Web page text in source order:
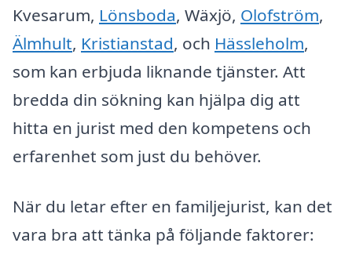
Kvesarum, Lönsboda, Wäxjö, Olofström,
Älmhult, Kristianstad, och Hässleholm,
som kan erbjuda liknande tjänster. Att
bredda din sökning kan hjälpa dig att
hitta en jurist med den kompetens och
erfarenhet som just du behöver.
När du letar efter en familjejurist, kan det
vara bra att tänka på följande faktorer: